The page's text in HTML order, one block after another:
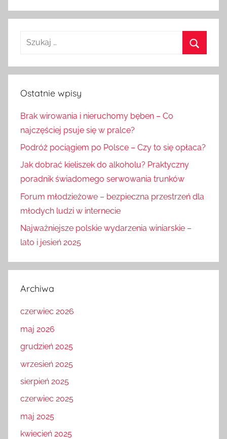
Szukaj:
Ostatnie wpisy
Brak wirowania i nieruchomy bęben – Co
najczęściej psuje się w pralce?
Podróż pociągiem po Polsce – Czy to się opłaca?
Jak dobrać kieliszek do alkoholu? Praktyczny
poradnik świadomego serwowania trunków
Forum młodzieżowe – bezpieczna przestrzeń dla
młodych ludzi w internecie
Najważniejsze polskie wydarzenia winiarskie –
lato i jesień 2025
Archiwa
czerwiec 2026
maj 2026
grudzień 2025
wrzesień 2025
sierpień 2025
czerwiec 2025
maj 2025
kwiecień 2025